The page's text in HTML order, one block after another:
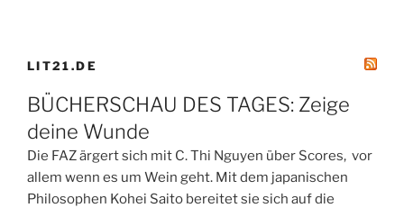
LIT21.DE
BÜCHERSCHAU DES TAGES: Zeige
deine Wunde
Die FAZ ärgert sich mit C. Thi Nguyen über Scores, vor
allem wenn es um Wein geht. Mit dem japanischen
Philosophen Kohei Saito bereitet sie sich auf die